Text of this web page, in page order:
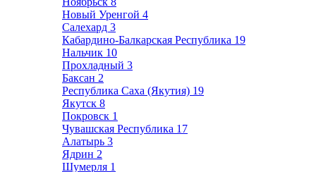
Новый Уренгой 4
Салехард 3
Кабардино-Балкарская Республика 19
Нальчик 10
Прохладный 3
Баксан 2
Республика Саха (Якутия) 19
Якутск 8
Покровск 1
Чувашская Республика 17
Алатырь 3
Ядрин 2
Шумерля 1